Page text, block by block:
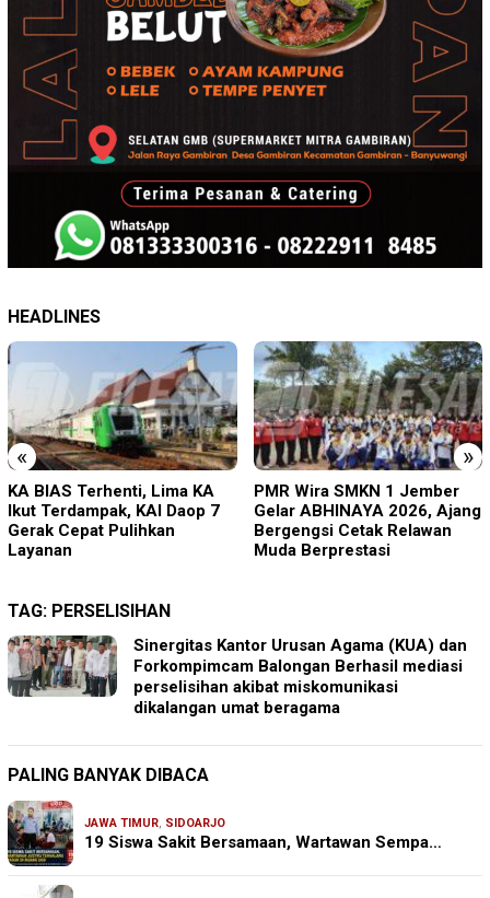
HEADLINES
« »
PMR Wira SMKN 1 Jember
Gelar ABHINAYA 2026, Ajang
Bergengsi Cetak Relawan
Muda Berprestasi
Imigrasi Ponorogo Deportasi
Satu WN Tiongkok
Salahgunakan Ijin Tinggal
TAG: PERSELISIHAN
Sinergitas Kantor Urusan Agama (KUA) dan
Forkompimcam Balongan Berhasil mediasi
perselisihan akibat miskomunikasi
dikalangan umat beragama
PALING BANYAK DIBACA
JAWA TIMUR, SIDOARJO
19 Siswa Sakit Bersamaan, Wartawan Sempa…